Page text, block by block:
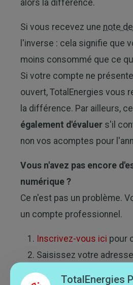
alors la différence.
Si vous recevez une note
l'inverse : cela signifie que
moins consommé que ce
Si votre compte ne
ouvert, TotalEnergies vous
la différence. Par ailleurs,
également d'évaluer s'il
non vos acomptes pour
Vous n'avez pas encore
numérique ?
Ce n'est pas un problème.
un compte professionnel.
Inscrivez-vous ici pour
Saisissez votre adresse
professionnelle.
TotalEnergies